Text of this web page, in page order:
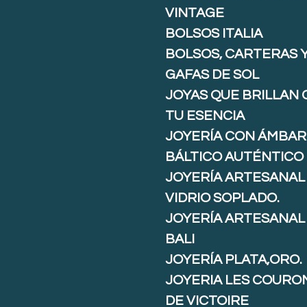
VINTAGE
BOLSOS ITALIA
BOLSOS, CARTERAS
GAFAS DE SOL
JOYAS QUE BRILLAN
TU ESENCIA
JOYERÍA CON ÁMBAR
BÁLTICO AUTÉNTICO
JOYERÍA ARTESANAL
VIDRIO SOPLADO.
JOYERÍA ARTESANAL
BALI
JOYERÍA PLATA,ORO.
JOYERIA LES
DE VICTOIRE